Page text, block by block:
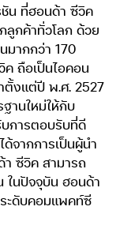
ชัน ที่ฮอนด้า ซีวิค
ลูกค้าทั่วโลก ด้วย
มากกว่า 170
ค ถือเป็นไอคอน
ตั้งแต่ปี พ.ศ. 2527
านใหม่ให้กับ
การตอบรับที่ดี
จากการเป็นผู้นำ
ซีวิค สามารถ
ในปัจจุบัน ฮอนด้า
ระดับคอมแพคท์ซี